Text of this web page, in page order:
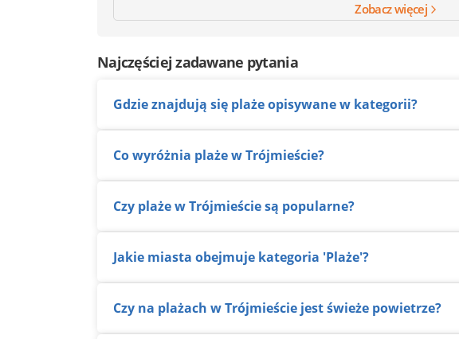
Zobacz więcej
Najczęściej zadawane pytania
Gdzie znajdują się plaże opisywane w kategorii?
Co wyróżnia plaże w Trójmieście?
Czy plaże w Trójmieście są popularne?
Jakie miasta obejmuje kategoria 'Plaże'?
Czy na plażach w Trójmieście jest świeże powietrze?